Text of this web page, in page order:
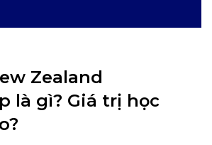
Zealand
là gì? Giá trị học